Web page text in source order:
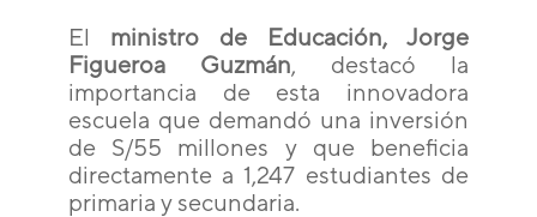
El ministro de Educación, Jorge
Figueroa Guzmán, destacó la
importancia de esta innovadora
escuela que demandó una inversión
de S/55 millones y que beneficia
directamente a 1,247 estudiantes de
primaria y secundaria.